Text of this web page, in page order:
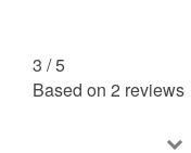
3 /5
Based on 2 reviews